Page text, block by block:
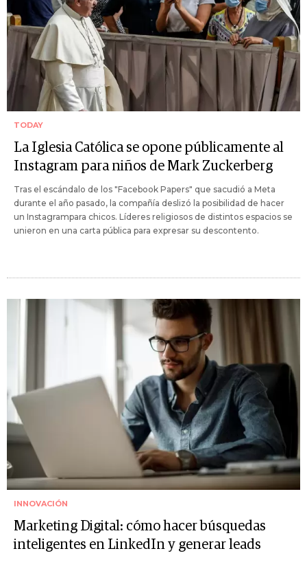
TODAY
La Iglesia Católica se opone públicamente al
Instagram para niños de Mark Zuckerberg
Tras el escándalo de los "Facebook Papers" que sacudió a Meta
durante el año pasado, la compañía deslizó la posibilidad de hacer
un Instagrampara chicos. Líderes religiosos de distintos espacios se
unieron en una carta pública para expresar su descontento.
INNOVACIÓN
Marketing Digital: cómo hacer búsquedas
inteligentes en LinkedIn y generar leads